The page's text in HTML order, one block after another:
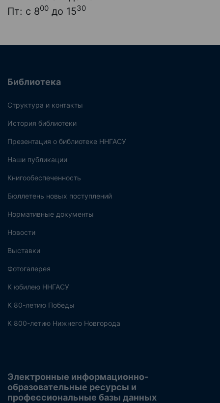
Пт: с 800 до 1530
Библиотека
Структура и контакты
История библиотеки
Презентация о библиотеке ННГАСУ
Наши публикации
Книгообеспеченность
Бюллетень новых поступлений
Нормативные документы
Новости
Выставки
Фотогалерея
К юбилею ННГАСУ
К 80-летию Победы
К 800-летию Нижнего Новгорода
Электронные информационно-
образовательные ресурсы и
профессиональные базы данных